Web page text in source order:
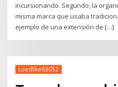
incursionando. Segundo, la
misma marca que usaba
ejemplo de una extensión de […]
Luedtke63052